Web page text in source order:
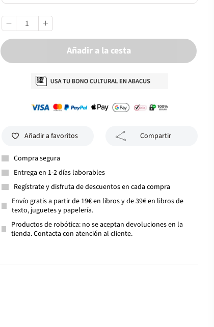
Añadir a la cesta
Añadir a favoritos Compartir
Compra segura
Entrega en 1-2 días laborables
Regístrate y disfruta de descuentos en cada compra
Envío gratis a partir de 19€ en libros y de 39€ en libros de
texto, juguetes y papelería.
Productos de robótica: no se aceptan devoluciones en la
tienda. Contacta con atención al cliente.